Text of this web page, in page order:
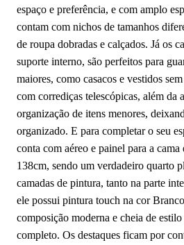
espaço e preferência, e com amplo
contam com nichos de tamanhos
de roupa dobradas e calçados. Já os
suporte interno, são perfeitos para
maiores, como casacos e vestidos
com corrediças telescópicas, além da
organização de itens menores,
organizado. E para completar o seu
conta com aéreo e painel para a
138cm, sendo um verdadeiro quarto
camadas de pintura, tanto na parte
ele possui pintura touch na cor
composição moderna e cheia de
completo. Os destaques ficam por